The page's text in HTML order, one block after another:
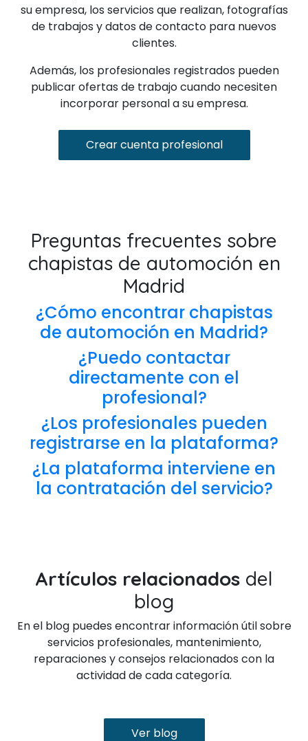
su empresa, los servicios que realizan, fotografías
de trabajos y datos de contacto para nuevos
clientes.
Además, los profesionales registrados pueden
publicar ofertas de trabajo cuando necesiten
incorporar personal a su empresa.
Crear cuenta profesional
Preguntas frecuentes sobre
chapistas de automoción en
Madrid
¿Cómo encontrar chapistas
de automoción en Madrid?
¿Puedo contactar
directamente con el
profesional?
¿Los profesionales pueden
registrarse en la plataforma?
¿La plataforma interviene en
la contratación del servicio?
Artículos relacionados del
blog
En el blog puedes encontrar información útil sobre
servicios profesionales, mantenimiento,
reparaciones y consejos relacionados con la
actividad de cada categoría.
Ver blog